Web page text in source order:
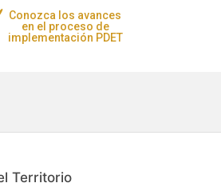
Conozca los avances
en el proceso de
implementación PDET
Territorio